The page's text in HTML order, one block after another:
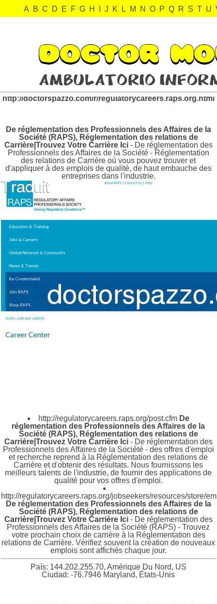
A B C D E F G H J K L M N O P Q R S T U
regulatorycareers.raps.org Revisión:
http://doctorspazzo.com/r/regulatorycareers.raps.org.html
De réglementation des Professionnels des Affaires de la
Société (RAPS), Réglementation des relations de
Carrière|Trouvez Votre Carrière Ici- De réglementation des
Professionnels des Affaires de la Société - Réglementation
des relations de Carrière où vous pouvez trouver et
d'appliquer à des emplois de qualité, de haut embauche des
entreprises dans l'industrie.
http://regulatorycareers.raps.org/post.cfm De
réglementation des Professionnels des Affaires de la
Société (RAPS), Réglementation des relations de
Carrière|Trouvez Votre Carrière Ici- De réglementation des
Professionnels des Affaires de la Société - des offres d'emploi
et recherche reprend à la Réglementation des relations de
Carrière et d'obtenir des résultats. Nous fournissons les
meilleurs talents de l'industrie, de fournir des applications de
qualité pour vos offres d'emploi.
http://regulatorycareers.raps.org/jobseekers/resources/store/
De réglementation des Professionnels des Affaires de la
Société (RAPS), Réglementation des relations de
Carrière|Trouvez Votre Carrière Ici- De réglementation des
Professionnels des Affaires de la Société (RAPS) - Trouvez
votre prochain choix de carrière à la Réglementation des
relations de Carrière. Vérifiez souvent la création de nouveaux
emplois sont affichés chaque jour.
País: 144.202.255.70, Amérique Du Nord, US
Ciudad: -76.7946 Maryland, États-Unis